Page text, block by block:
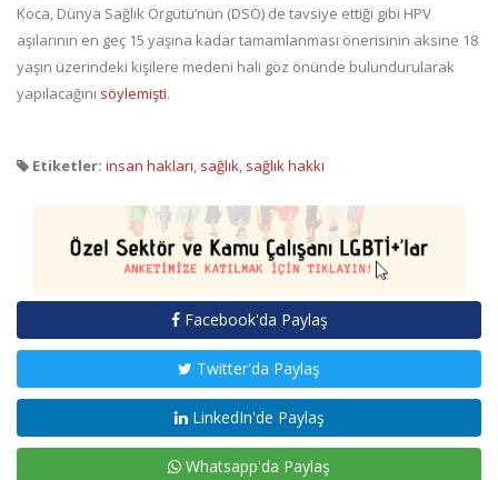
Koca, Dünya Sağlık Örgütü’nün (DSÖ) de tavsiye ettiği gibi HPV
aşılarının en geç 15 yaşına kadar tamamlanması önerisinin aksine 18
yaşın üzerindeki kişilere medeni hali göz önünde bulundurularak
yapılacağını söylemişti.
Etiketler: insan hakları, sağlık, sağlık hakkı
Facebook'da Paylaş
Twitter'da Paylaş
LinkedIn'de Paylaş
Whatsapp'da Paylaş